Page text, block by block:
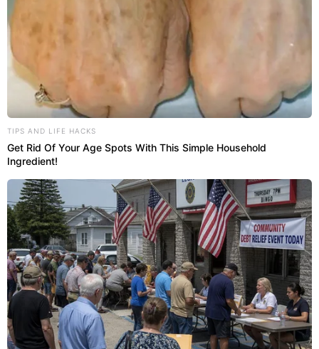
A busca por organizar
ambientes residenciais
compactos de forma elegante encontrou uma
solução surpreendente na
simplicidade
escandinava. Adotar um elemento minimalista
transforma completamente os espaços de
passagem e os dormitórios, garantindo leveza visual
e eliminando de vez aquela incômoda sensação de
TIPS AND LIFE HACKS
Get Rid Of Your Age Spots With This Simple Household
Ingredient!